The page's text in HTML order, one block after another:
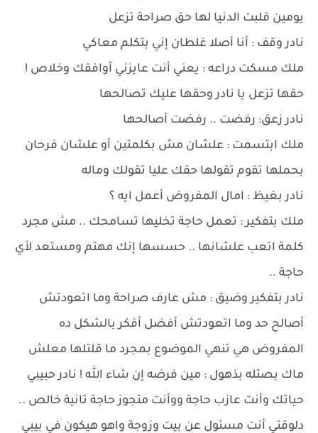
يومين قلبت الدنيا لها حق صراحة تزعل
نادر وقف : أنا أصلا غلطان إني بتكلم معاكي
ملك مسكت دراعه : يعني أنت عايزني أوافقك وخلاص !
حقها تزعل يا نادر وحقها عليك تصالحها
نادر زعق: رفضت .. رفضت أصالحها
ملك ابتسمت : علشان مش بكلمتين أو علشان فرحان
بحملها تقوم تقولها حقك عليا تقولك وماله
نادر بغيظ : امال المفروض أعمل ايه ؟
ملك بتفكير : تعمل حاجة تخليها تسامحك .. مش مجرد
كلمة اتعب علشانها .. حسسها إنك مهتم ومستعد لأي
حاجة ..
نادر بتفكير وضيق : مش عارف صراحة وما اتعودتش
أصالح حد وما اتعودتش أفضل أفكر بالشكل ده
المفروض هي تنهي الموضوع بمجرد ما قلتلها معلش
ماك بصتله بذهول : مين فرضه إن شاء الله ! نادر حبيبي
حياتك وأنت عازب حاجة ووأنت متجوز حاجة تانية خالص ..
دلوقتي أنت مسئول عن بيت وزوجة واهو هيكون في بيبي